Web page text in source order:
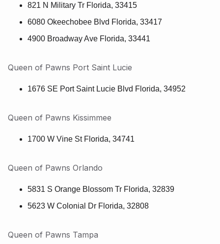
821 N Military Tr Florida, 33415
6080 Okeechobee Blvd Florida, 33417
4900 Broadway Ave Florida, 33441
Queen of Pawns Port Saint Lucie
1676 SE Port Saint Lucie Blvd Florida, 34952
Queen of Pawns Kissimmee
1700 W Vine St Florida, 34741
Queen of Pawns Orlando
5831 S Orange Blossom Tr Florida, 32839
5623 W Colonial Dr Florida, 32808
Queen of Pawns Tampa